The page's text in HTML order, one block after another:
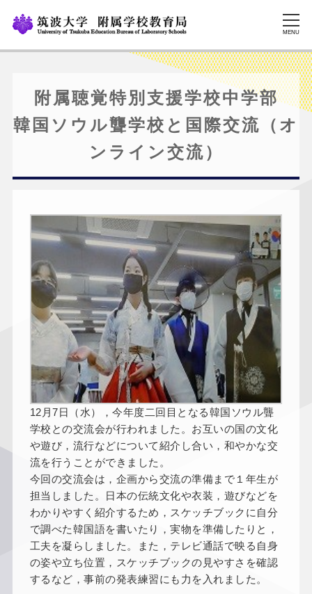
MENU
附属聴覚特別支援学校中学部
韓国ソウル聾学校と国際交流（オ
ンライン交流）
12月7日（水），今年度二回目となる韓国ソウル聾
学校との交流会が行われました。お互いの国の文化
や遊び，流行などについて紹介し合い，和やかな交
流を行うことができました。
今回の交流会は，企画から交流の準備まで１年生が
担当しました。日本の伝統文化や衣装，遊びなどを
わかりやすく紹介するため，スケッチブックに自分
で調べた韓国語を書いたり，実物を準備したりと，
工夫を凝らしました。また，テレビ通話で映る自身
の姿や立ち位置，スケッチブックの見やすさを確認
するなど，事前の発表練習にも力を入れました。